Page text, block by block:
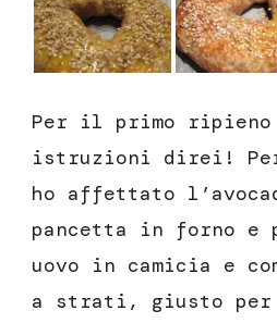
Per il primo ripieno
istruzioni direi!
ho affettato
pancetta in forno e
uovo in camicia e
a strati, giusto per